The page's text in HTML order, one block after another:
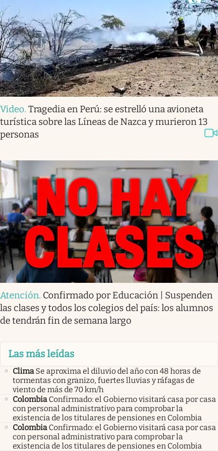
Video. Tragedia en Perú: se estrelló una avioneta
turística sobre las Líneas de Nazca y murieron 13
personas
Atención. Confirmado por Educación | Suspenden
las clases y todos los colegios del país: los alumnos
de tendrán fin de semana largo
Las más leídas
Clima Se aproxima el diluvio del año con 48 horas de
tormentas con granizo, fuertes lluvias y ráfagas de
viento de más de 70 km/h
Colombia Confirmado: el Gobierno visitará casa por casa
con personal administrativo para comprobar la
existencia de los titulares de pensiones en Colombia
Colombia Confirmado: el Gobierno visitará casa por casa
con personal administrativo para comprobar la
existencia de los titulares de pensiones en Colombia